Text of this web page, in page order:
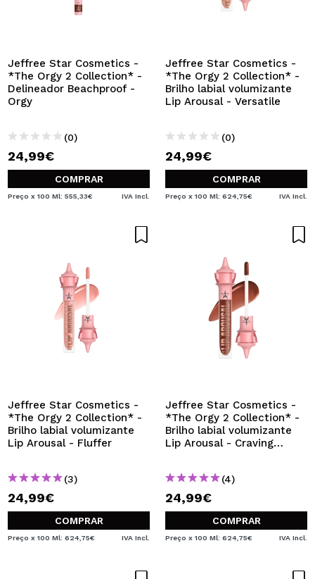
Jeffree Star Cosmetics -
*The Orgy 2 Collection* -
Delineador Beachproof -
Orgy
(0)
24,99€
COMPRAR
Preço x 100 Ml: 555,33€ IVA Incl.
Jeffree Star Cosmetics -
*The Orgy 2 Collection* -
Brilho labial volumizante
Lip Arousal - Versatile
(0)
24,99€
COMPRAR
Preço x 100 Ml: 624,75€ IVA Incl.
Jeffree Star Cosmetics -
*The Orgy 2 Collection* -
Brilho labial volumizante
Lip Arousal - Fluffer
(3)
24,99€
COMPRAR
Preço x 100 Ml: 624,75€ IVA Incl.
Jeffree Star Cosmetics -
*The Orgy 2 Collection* -
Brilho labial volumizante
Lip Arousal - Craving
(4)
24,99€
COMPRAR
Preço x 100 Ml: 624,75€ IVA Incl.